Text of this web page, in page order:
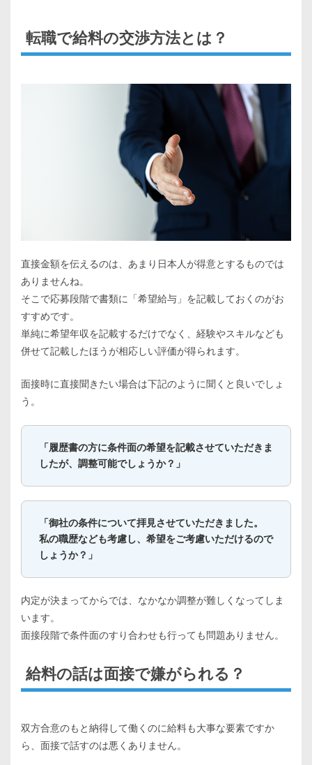
転職で給料の交渉方法とは？
直接金額を伝えるのは、あまり日本人が得意とするものでは
ありませんね。
そこで応募段階で書類に「希望給与」を記載しておくのがお
すすめです。
単純に希望年収を記載するだけでなく、経験やスキルなども
併せて記載したほうが相応しい評価が得られます。
面接時に直接聞きたい場合は下記のように聞くと良いでしょ
う。
「履歴書の方に条件面の希望を記載させていただきま
したが、調整可能でしょうか？」
「御社の条件について拝見させていただきました。
私の職歴なども考慮し、希望をご考慮いただけるので
しょうか？」
内定が決まってからでは、なかなか調整が難しくなってしま
います。
面接段階で条件面のすり合わせも行っても問題ありません。
給料の話は面接で嫌がられる？
双方合意のもと納得して働くのに給料も大事な要素ですか
ら、面接で話すのは悪くありません。